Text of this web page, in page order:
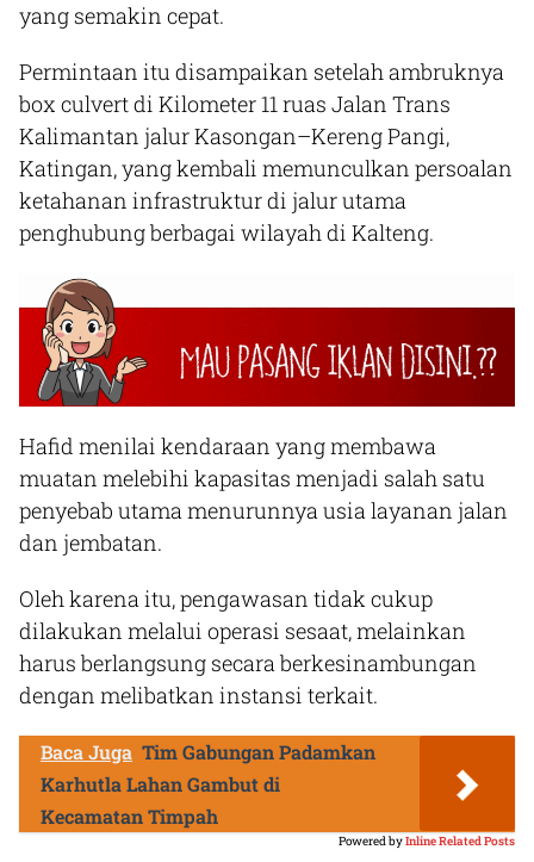
yang semakin cepat.
Permintaan itu disampaikan setelah ambruknya
box culvert di Kilometer 11 ruas Jalan Trans
Kalimantan jalur Kasongan–Kereng Pangi,
Katingan, yang kembali memunculkan persoalan
ketahanan infrastruktur di jalur utama
penghubung berbagai wilayah di Kalteng.
Hafid menilai kendaraan yang membawa
muatan melebihi kapasitas menjadi salah satu
penyebab utama menurunnya usia layanan jalan
dan jembatan.
Oleh karena itu, pengawasan tidak cukup
dilakukan melalui operasi sesaat, melainkan
harus berlangsung secara berkesinambungan
dengan melibatkan instansi terkait.
Baca Juga Tim Gabungan Padamkan
Karhutla Lahan Gambut di
Kecamatan Timpah
Powered byInline Related Posts